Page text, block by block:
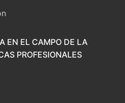
EN EL CAMPO DE LA
PROFESIONALES